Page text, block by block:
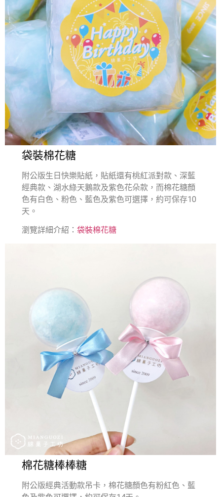
袋裝棉花糖
附公版生日快樂貼紙，貼紙還有桃紅派對款、深藍
經典款、湖水綠天鵝款及紫色花朵款，而棉花糖顏
色有白色、粉色、藍色及紫色可選擇，約可保存10
天。
瀏覽詳細介紹：袋裝棉花糖
棉花糖棒棒糖
附公版經典活動款吊卡，棉花糖顏色有粉紅色、藍